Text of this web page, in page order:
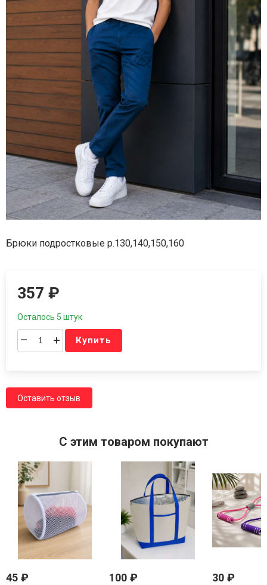
Брюки подростковые р.130,140,150,160
357₽
Осталось 5 штук
– + Купить
Оставить отзыв
C этим товаром покупают
45 ₽ 100 ₽ 30 ₽